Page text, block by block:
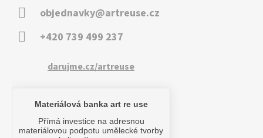
objednavky@artreuse.cz
+420 739 499 237
darujme.cz/artreuse